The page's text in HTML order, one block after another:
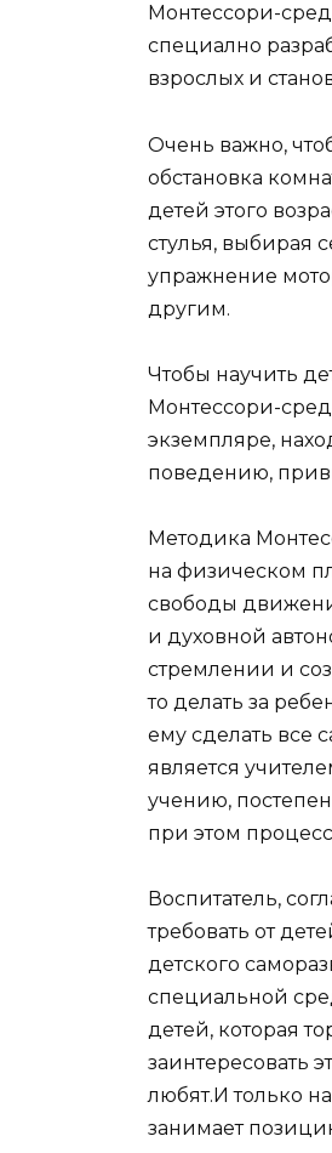
Монтессори-
специално
взрослых и
Очень важно,
обстановка
детей этого
стулья, выбирая
упражнение
другим.
Чтобы научить
Монтессори-
экземпляре,
поведению,
Методика
на физическом
свободы
и духовной
стремлении и
то делать за
ему сделать все
является
учению,
при этом
Воспитатель,
требовать от
детского
специальной
детей, которая
заинтересовать
любят.И только
занимает